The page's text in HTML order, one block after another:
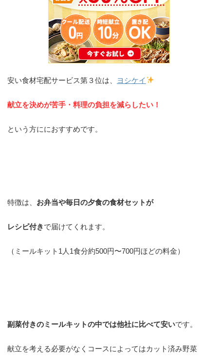
安い食材宅配サービス第３位は、 ヨシケイ
献立を決めが苦手・料理の負担を減らしたい！
という方ににおすすめです。
特徴は、 お弁当や毎日の夕食の食材セットが
レシピ付きで届けてくれます。
（ミールキット1人1食分約500円〜700円ほどの料金）
副菜付きのミールキットの中では他社に比べて安いです。
献立を考える必要がなくコースによってはカット済み野菜